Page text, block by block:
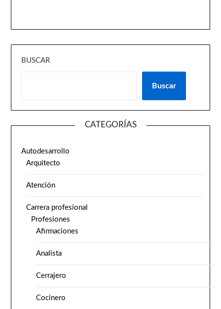
BUSCAR
Buscar
CATEGORÍAS
Autodesarrollo
Arquitecto
Atención
Carrera profesional
Profesiones
Afirmaciones
Analista
Cerrajero
Cocinero